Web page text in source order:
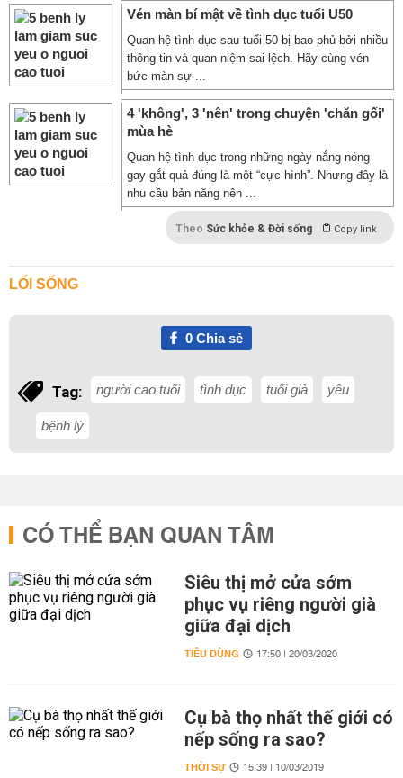
Vén màn bí mật về tình dục tuổi U50
Quan hệ tình dục sau tuổi 50 bị bao phủ bởi nhiều
thông tin và quan niệm sai lệch. Hãy cùng vén
bức màn sự ...
4 'không', 3 'nên' trong chuyện 'chăn gối'
mùa hè
Quan hệ tình dục trong những ngày nắng nóng
gay gắt quả đúng là một “cực hình”. Nhưng đây là
nhu cầu bản năng nên ...
Theo Sức khỏe & Đời sống Copy link
LỐI SỐNG
0Chia sẻ
Tag: người cao tuổi tình dục tuổi già yêu
bệnh lý
CÓ THỂ BẠN QUAN TÂM
Siêu thị mở cửa sớm
phục vụ riêng người già
giữa đại dịch
TIÊU DÙNG 17:50 | 20/03/2020
Cụ bà thọ nhất thế giới có
nếp sống ra sao?
THỜI SỰ 15:39 | 10/03/2019